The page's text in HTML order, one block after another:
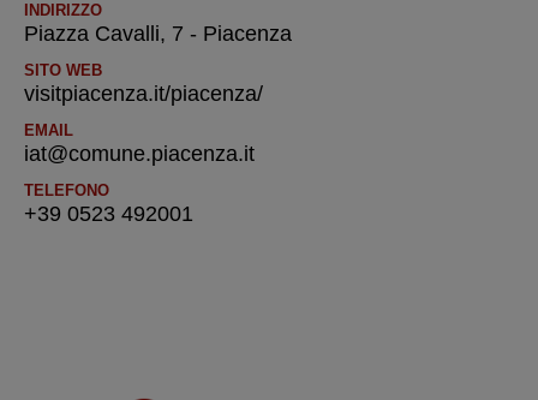
INDIRIZZO
Piazza Cavalli, 7 - Piacenza
SITO WEB
visitpiacenza.it/piacenza/
EMAIL
iat@comune.piacenza.it
TELEFONO
+39 0523 492001